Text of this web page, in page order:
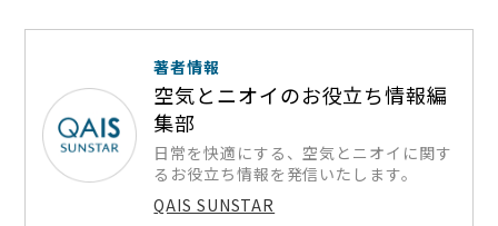
著者情報
空気とニオイのお役立ち情報編
集部
日常を快適にする、空気とニオイに関す
るお役立ち情報を発信いたします。
QAIS SUNSTAR